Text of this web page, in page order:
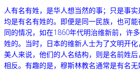
人有名有姓，是华人想当然的事；只是事
均是有名有姓的。即便是同一民族，也可
同的情况，如在1860年代明治维新前，许
姓的。当时，日本的维新人士为了文明开化
美人来说，他们的人名结构，则是名前姓
相反。有趣的是，穆斯林教名通常是有名无